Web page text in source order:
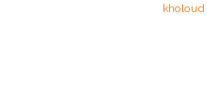
kholoud